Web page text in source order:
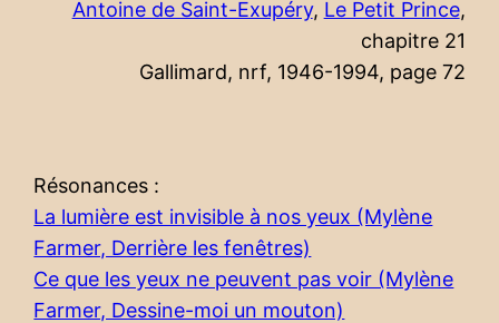
Antoine de Saint-Exupéry, Le Petit Prince,
chapitre 21
Gallimard, nrf, 1946-1994, page 72
Résonances :
La lumière est invisible à nos yeux (Mylène
Farmer, Derrière les fenêtres)
Ce que les yeux ne peuvent pas voir (Mylène
Farmer, Dessine-moi un mouton)